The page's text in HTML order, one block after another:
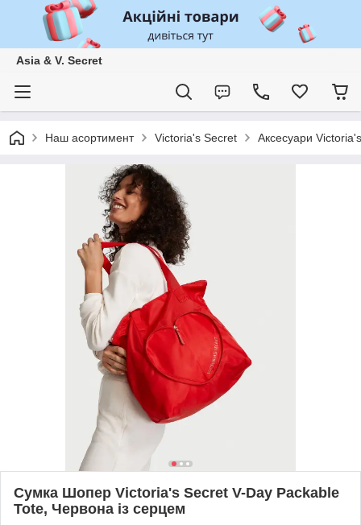
Asia & V. Secret
Наш асортимент Victoria's Secret Аксесуари
Сумка Шопер Victoria's Secret V-Day Packable
Tote, Червона із серцем